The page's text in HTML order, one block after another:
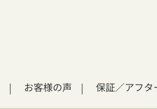
お客様の声 保証／アフタ